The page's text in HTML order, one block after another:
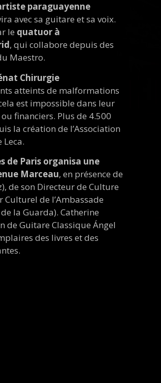
paraguayenne
avec sa guitare et sa voix.
le quatuor à
, qui collabore depuis des
Maestro.
Chirurgie
atteints de malformations
est impossible dans leur
financiers. Plus de 4.500
la création de l’Association
Leca.
de Paris organisa une
Marceau, en présence de
de son Directeur de Culture
de l’Ambassade
la Guarda). Catherine
de Guitare Classique Ángel
des livres et des